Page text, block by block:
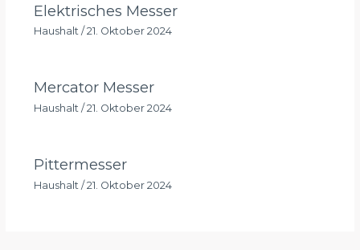
Elektrisches Messer
Haushalt / 21. Oktober 2024
Mercator Messer
Haushalt / 21. Oktober 2024
Pittermesser
Haushalt /21. Oktober 2024